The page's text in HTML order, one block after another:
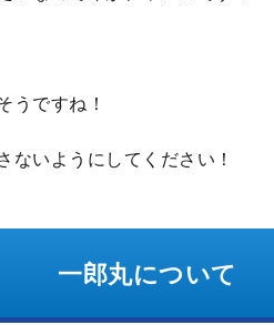
うですね！
ないようにしてください！
一郎丸について